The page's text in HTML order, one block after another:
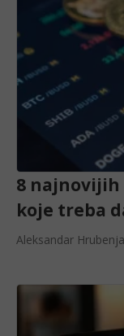
8
koje treba
Aleksandar Hrubenja